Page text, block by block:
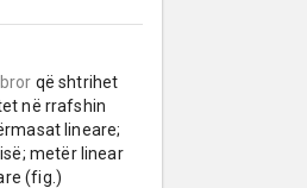
që shtrihet
në rrafshin
lineare;
metër linear
(fig.)